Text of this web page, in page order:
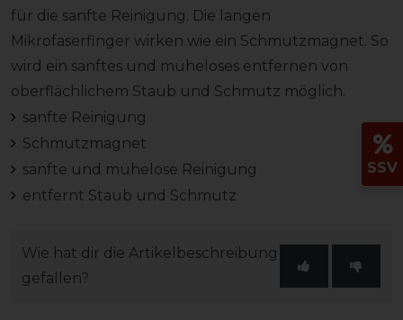
für die sanfte Reinigung. Die langen
Mikrofaserfinger wirken wie ein Schmutzmagnet. So
wird ein sanftes und müheloses entfernen von
oberflächlichem Staub und Schmutz möglich.
sanfte Reinigung
Schmutzmagnet
sanfte und mühelose Reinigung
entfernt Staub und Schmutz
Wie hat dir die Artikelbeschreibung
gefallen?
SSV